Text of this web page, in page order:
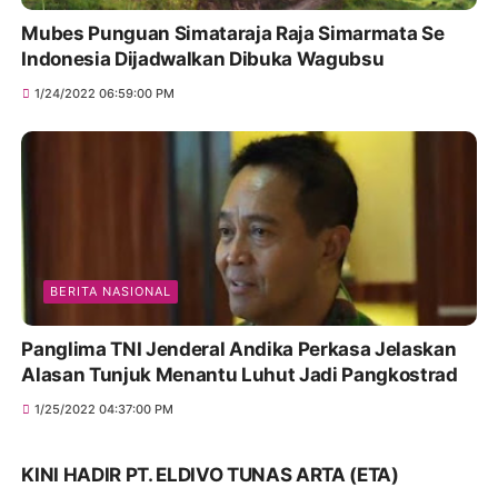
Mubes Punguan Simataraja Raja Simarmata Se
Indonesia Dijadwalkan Dibuka Wagubsu
1/24/2022 06:59:00 PM
BERITA NASIONAL
Panglima TNI Jenderal Andika Perkasa Jelaskan
Alasan Tunjuk Menantu Luhut Jadi Pangkostrad
1/25/2022 04:37:00 PM
KINI HADIR PT. ELDIVO TUNAS ARTA (ETA)